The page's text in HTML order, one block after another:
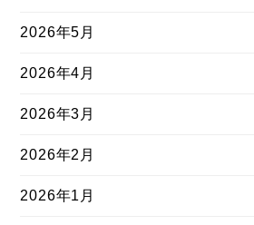
2026年5月
2026年4月
2026年3月
2026年2月
2026年1月